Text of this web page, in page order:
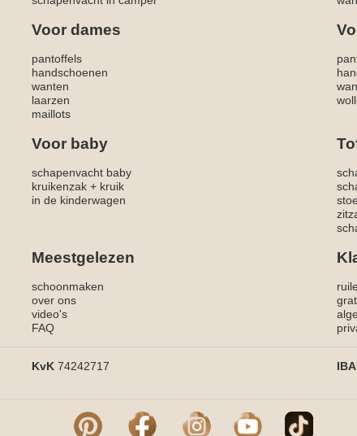
Voor dames
pantoffels
handschoenen
wanten
laarzen
maillots
Voor baby
schapenvacht baby
kruikenzak + kruik
in de kinderwagen
Meestgelezen
schoonmaken
over ons
video's
FAQ
KvK 74242717